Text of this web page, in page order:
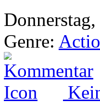
Genre: